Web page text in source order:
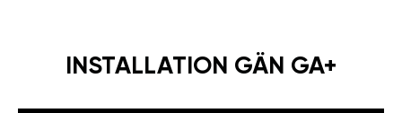
INSTALLATION GÄN GA+